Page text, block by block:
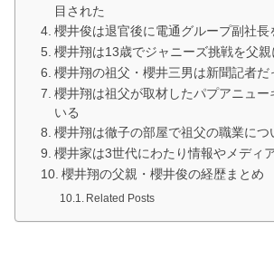
目された
櫻井俊は退官後に電通グループ副社長
櫻井翔は13歳でジャニーズ挑戦を父親
櫻井翔の祖父・櫻井三男は新聞記者だ
櫻井翔は祖父が取材したパプアニュー
いる
櫻井翔は徹子の部屋で祖父の職業につ
櫻井家は3世代にわたり情報やメディ
櫻井翔の父親・櫻井俊の経歴まとめ
Related Posts